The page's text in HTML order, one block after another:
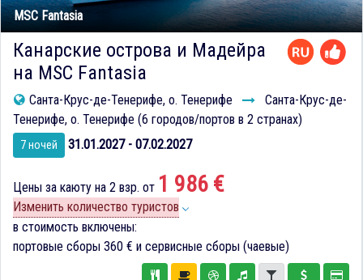
MSC Fantasia
Канарские острова и Мадейра
на MSC Fantasia
Санта-Крус-де-Тенерифе, о. Тенерифе
Санта-Крус-де-
Тенерифе, о. Тенерифе (6 городов/портов в 2 странах)
7 ночей 31.01.2027 - 07.02.2027
Цены за каюту на 2 взр. от 1 986 €
Изменить количество туристов
в стоимость включены:
портовые сборы 360 € и сервисные сборы (чаевые)